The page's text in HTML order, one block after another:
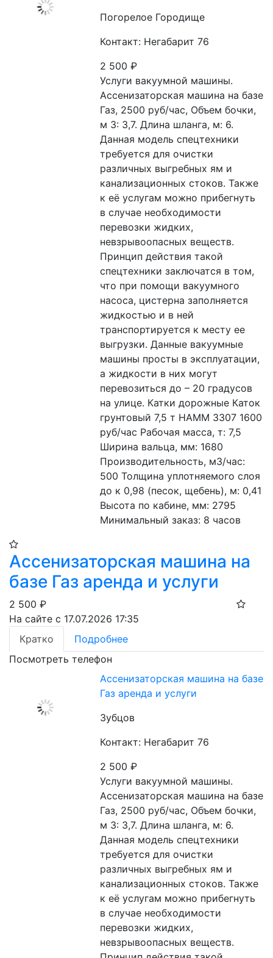
Погорелое Городище
Контакт: Негабарит 76
2 500₽
Услуги вакуумной машины.
Ассенизаторская машина на базе
Газ, 2500 руб/час, Объем бочки,
м 3: 3,7. Длина шланга, м: 6.
Данная модель спецтехники
требуется для очистки
различных выгребных ям и
канализационных стоков. Также
к её услугам можно прибегнуть
в случае необходимости
перевозки жидких,
невзрывоопасных веществ.
Принцип действия такой
спецтехники заключатся в том,
что при помощи вакуумного
насоса, цистерна заполняется
жидкостью и в ней
транспортируется к месту ее
выгрузки. Данные вакуумные
машины просты в эксплуатации,
а жидкости в них могут
перевозиться до – 20 градусов
на улице. Катки дорожные Каток
грунтовый 7,5 т HAMM 3307 1600
руб/час Рабочая масса, т: 7,5
Ширина вальца, мм: 1680
Производительность, м3/час:
500 Толщина уплотняемого слоя
до к 0,98 (песок, щебень), м: 0,41
Высота по кабине, мм: 2795
Минимальный заказ: 8 часов
Ассенизаторская машина на
базе Газ аренда и услуги
2 500 ₽
На сайте с 17.07.2026 17:35
Кратко
Подробнее
Посмотреть телефон
Ассенизаторская машина на базе
Газ аренда и услуги
Зубцов
Контакт: Негабарит 76
2 500₽
Услуги вакуумной машины.
Ассенизаторская машина на базе
Газ, 2500 руб/час, Объем бочки,
м 3: 3,7. Длина шланга, м: 6.
Данная модель спецтехники
требуется для очистки
различных выгребных ям и
канализационных стоков. Также
к её услугам можно прибегнуть
в случае необходимости
перевозки жидких,
невзрывоопасных веществ.